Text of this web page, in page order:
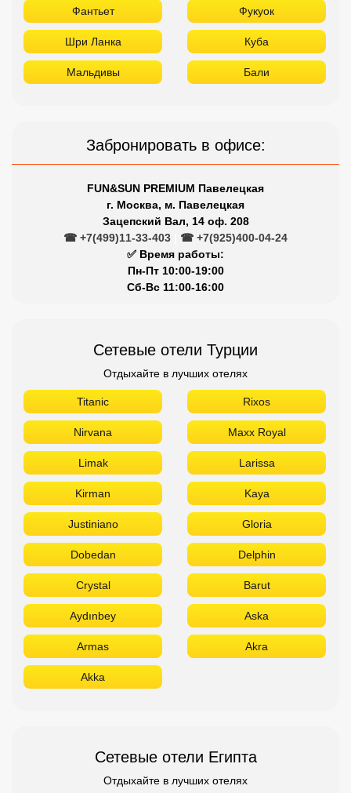
Фантьет Фукуок
Шри Ланка Куба
Мальдивы Бали
Забронировать в офисе:
FUN&SUN PREMIUM Павелецкая
г. Москва, м. Павелецкая
Зацепский Вал, 14 оф. 208
☎ +7(499)11-33-403
☎ +7(925)400-04-24
✅ Время работы:
Пн-Пт 10:00-19:00
Сб-Вс 11:00-16:00
Сетевые отели Турции
Отдыхайте в лучших отелях
Titanic Rixos
Nirvana Maxx Royal
Limak Larissa
Kirman Kaya
Justiniano Gloria
Dobedan Delphin
Crystal Barut
Aydınbey Aska
Armas Akra
Akka
Сетевые отели Египта
Отдыхайте в лучших отелях